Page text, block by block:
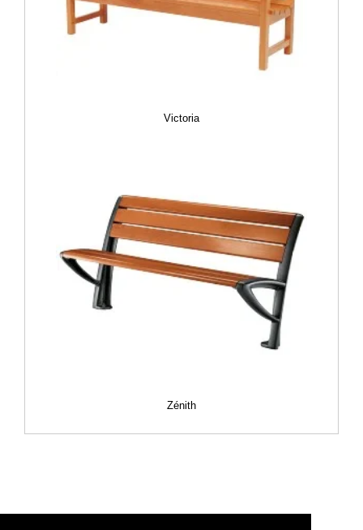
Victoria
Zénith